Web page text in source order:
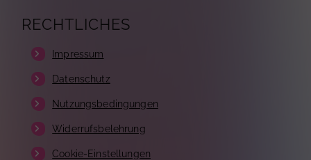
RECHTLICHES
Impressum
Datenschutz
Nutzungsbedingungen
Widerrufsbelehrung
Cookie-Einstellungen